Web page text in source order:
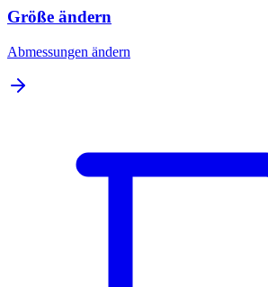
Größe ändern
Abmessungen ändern